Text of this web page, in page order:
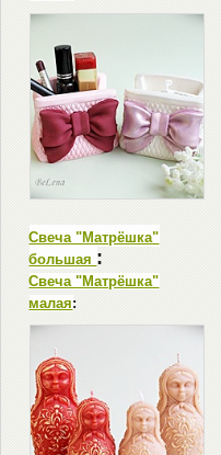
Свеча "Матрёшка"
большая :
Свеча "Матрёшка"
малая: